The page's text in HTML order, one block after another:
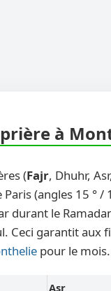
à
(Fajr, Dhuhr,
(angles 15 °
durant le
garantit aux
pour le mois.
Asr